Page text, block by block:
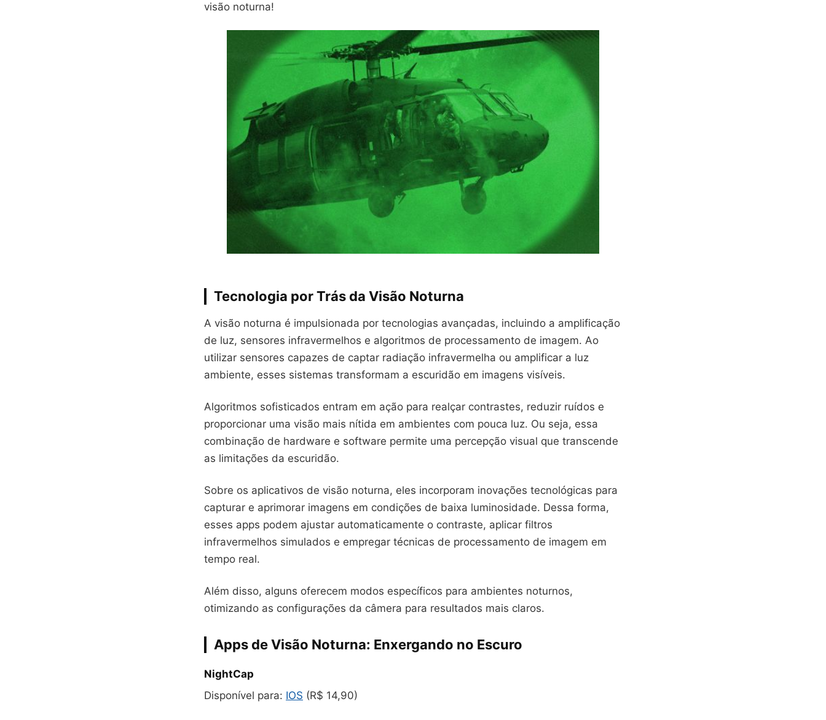
visão noturna!
Tecnologia por Trás da Visão Noturna
A visão noturna é impulsionada por tecnologias avançadas, incluindo a amplificação
de luz, sensores infravermelhos e algoritmos de processamento de imagem. Ao
utilizar sensores capazes de captar radiação infravermelha ou amplificar a luz
ambiente, esses sistemas transformam a escuridão em imagens visíveis.
Algoritmos sofisticados entram em ação para realçar contrastes, reduzir ruídos e
proporcionar uma visão mais nítida em ambientes com pouca luz. Ou seja, essa
combinação de hardware e software permite uma percepção visual que transcende
as limitações da escuridão.
Sobre os aplicativos de visão noturna, eles incorporam inovações tecnológicas para
capturar e aprimorar imagens em condições de baixa luminosidade. Dessa forma,
esses apps podem ajustar automaticamente o contraste, aplicar filtros
infravermelhos simulados e empregar técnicas de processamento de imagem em
tempo real.
Além disso, alguns oferecem modos específicos para ambientes noturnos,
otimizando as configurações da câmera para resultados mais claros.
Apps de Visão Noturna: Enxergando no Escuro
NightCap
Disponível para: IOS (R$ 14,90)